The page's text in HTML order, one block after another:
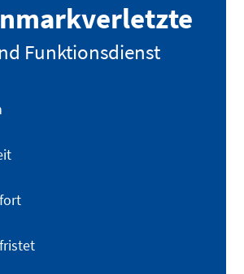
Funktionsdienst